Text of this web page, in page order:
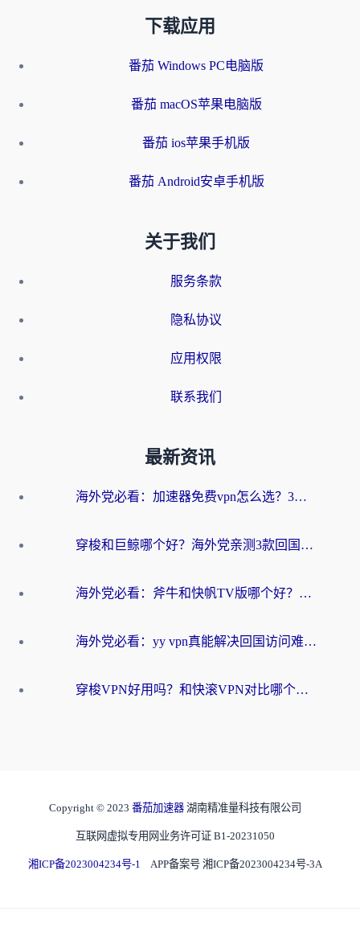
下载应用
番茄 Windows PC电脑版
番茄 macOS苹果电脑版
番茄 ios苹果手机版
番茄 Android安卓手机版
关于我们
服务条款
隐私协议
应用权限
联系我们
最新资讯
海外党必看：加速器免费vpn怎么选？3步教你无缝访问国内资源
穿梭和巨鲸哪个好？海外党亲测3款回国加速器，教你避开90%的坑
海外党必看：斧牛和快帆TV版哪个好？3分钟选对回国加速器，无缝刷B站、追热剧
海外党必看：yy vpn真能解决回国访问难题？附云极initap测评+免费方案对比
穿梭VPN好用吗？和快滚VPN对比哪个回国效果更好？海外党选回国加速器必看指南
Copyright © 2023 番茄加速器 湖南精准量科技有限公司
互联网虚拟专用网业务许可证 B1-20231050
湘ICP备2023004234号-1 APP备案号 湘ICP备2023004234号-3A